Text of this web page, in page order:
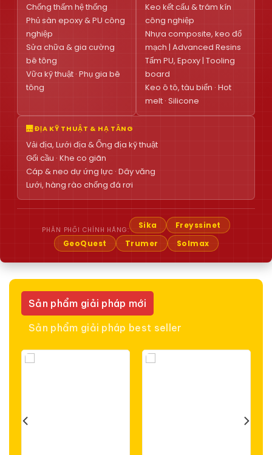
Chống thấm hệ thống
Phủ sàn epoxy & PU công
nghiệp
Sửa chữa & gia cường
bê tông
Vữa kỹ thuật · Phụ gia bê
tông
Keo kết cấu & trám kín
công nghiệp
Nhựa composite, keo đổ
mạch | Advanced Resins
Tấm PU, Epoxy | Tooling
board
Keo ô tô, tàu biển · Hot
melt · Silicone
🌉 ĐỊA KỸ THUẬT & HẠ TẦNG
Vải địa, Lưới địa & Ống địa kỹ thuật
Gối cầu · Khe co giãn
Cáp & neo dự ứng lực · Dây văng
Lưới, hàng rào chống đá rơi
PHÂN PHỐI CHÍNH HÃNG: Sika
Freyssinet
GeoQuest
Trumer Solmax
Sản phẩm giải pháp mới
Sản phẩm giải pháp best seller